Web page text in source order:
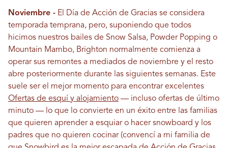
Noviembre - El Día de Acción de Gracias se considera
temporada temprana, pero, suponiendo que todos
hicimos nuestros bailes de Snow Salsa, Powder Popping o
Mountain Mambo, Brighton normalmente comienza a
operar sus remontes a mediados de noviembre y el resto
abre posteriormente durante las siguientes semanas. Este
suele ser el mejor momento para encontrar excelentes
Ofertas de esquí y alojamiento — incluso ofertas de último
minuto — lo que lo convierte en un éxito entre las familias
que quieren aprender a esquiar o hacer snowboard y los
padres que no quieren cocinar (convencí a mi familia de